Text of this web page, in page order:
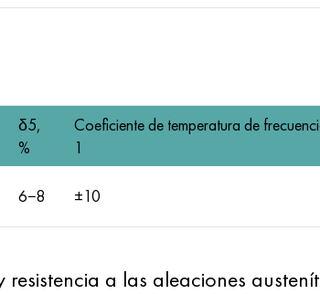
δ5,
%
Coeficiente de temperatura de
1
6−8 ±10
a las aleaciones